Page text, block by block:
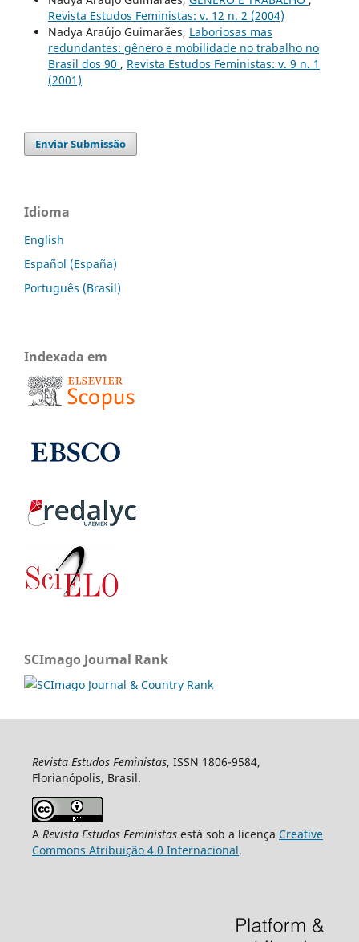
Revista Estudos Feministas: v. 12 n. 2 (2004)
Nadya Araújo Guimarães, Laboriosas mas
redundantes: gênero e mobilidade no trabalho no
Brasil dos 90 , Revista Estudos Feministas: v. 9 n. 1
(2001)
Enviar Submissão
Idioma
English
Español (España)
Português (Brasil)
Indexada em
SCImago Journal Rank
Revista Estudos Feministas, ISSN 1806-9584,
Florianópolis, Brasil.
A Revista Estudos Feministasestá sob a licença Creative
Commons Atribuição 4.0 Internacional.